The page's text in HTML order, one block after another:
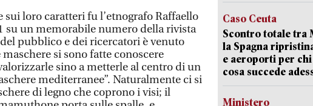
loro caratteri fu l’etnografo Raffaello
su un memorabile numero della rivista
del pubblico e dei ricercatori è venuto
si sono fatte conoscere
sino a metterle al centro di un
mediterranee”. Naturalmente ci si
di legno che coprono i visi; il
Caso Ceuta
Scontro totale tra
la Spagna
e aeroporti per
cosa succede
Ministero